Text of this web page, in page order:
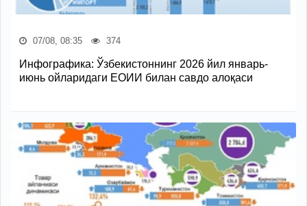
07/08, 08:35 374
Инфографика: Ўзбекистоннинг 2026 йил январь-
июнь ойларидаги ЕОИИ билан савдо алоқаси